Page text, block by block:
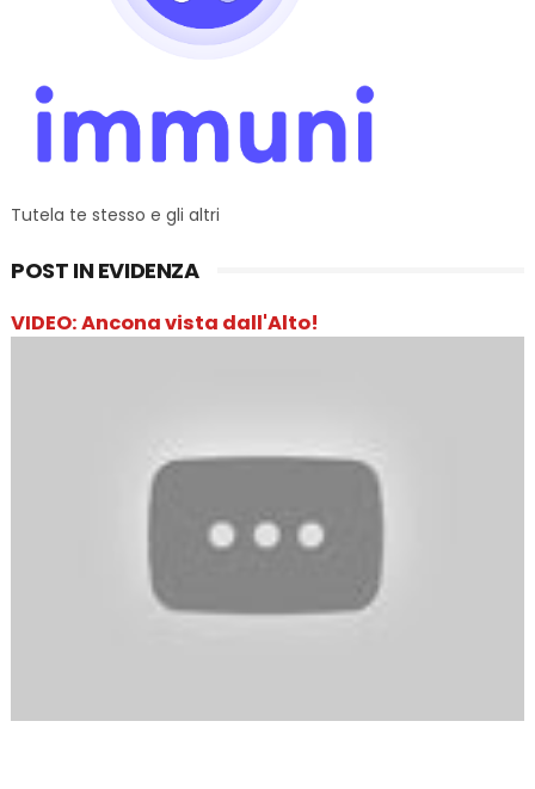
Tutela te stesso e gli altri
POST IN EVIDENZA
VIDEO: Ancona vista dall'Alto!